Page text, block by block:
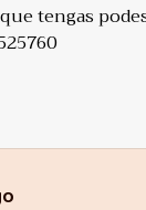
tengas